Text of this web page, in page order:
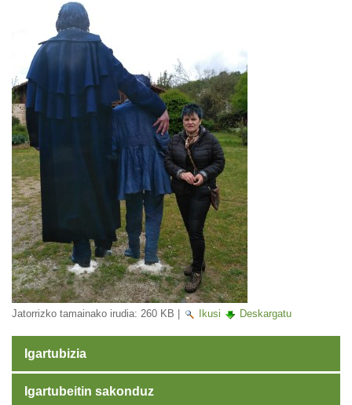
Jatorrizko tamainako irudia: 260 KB Ikusi Deskargatu
Igartubizia
Igartubeitin sakonduz